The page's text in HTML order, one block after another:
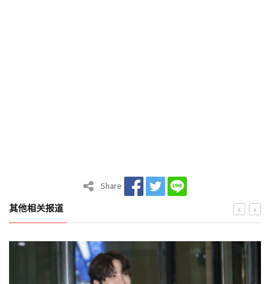
Share
其他相关报道